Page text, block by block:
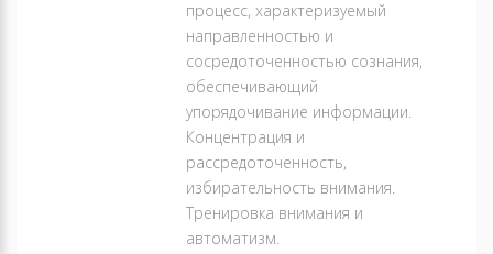
процесс, характеризуемый
направленностью и
сосредоточенностью сознания,
обеспечивающий
упорядочивание информации.
Концентрация и
рассредоточенность,
избирательность внимания.
Тренировка внимания и
автоматизм.